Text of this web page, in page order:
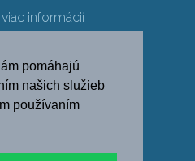
pomáhajú
našich služieb
používaním
informácií
údajov
DE
PL